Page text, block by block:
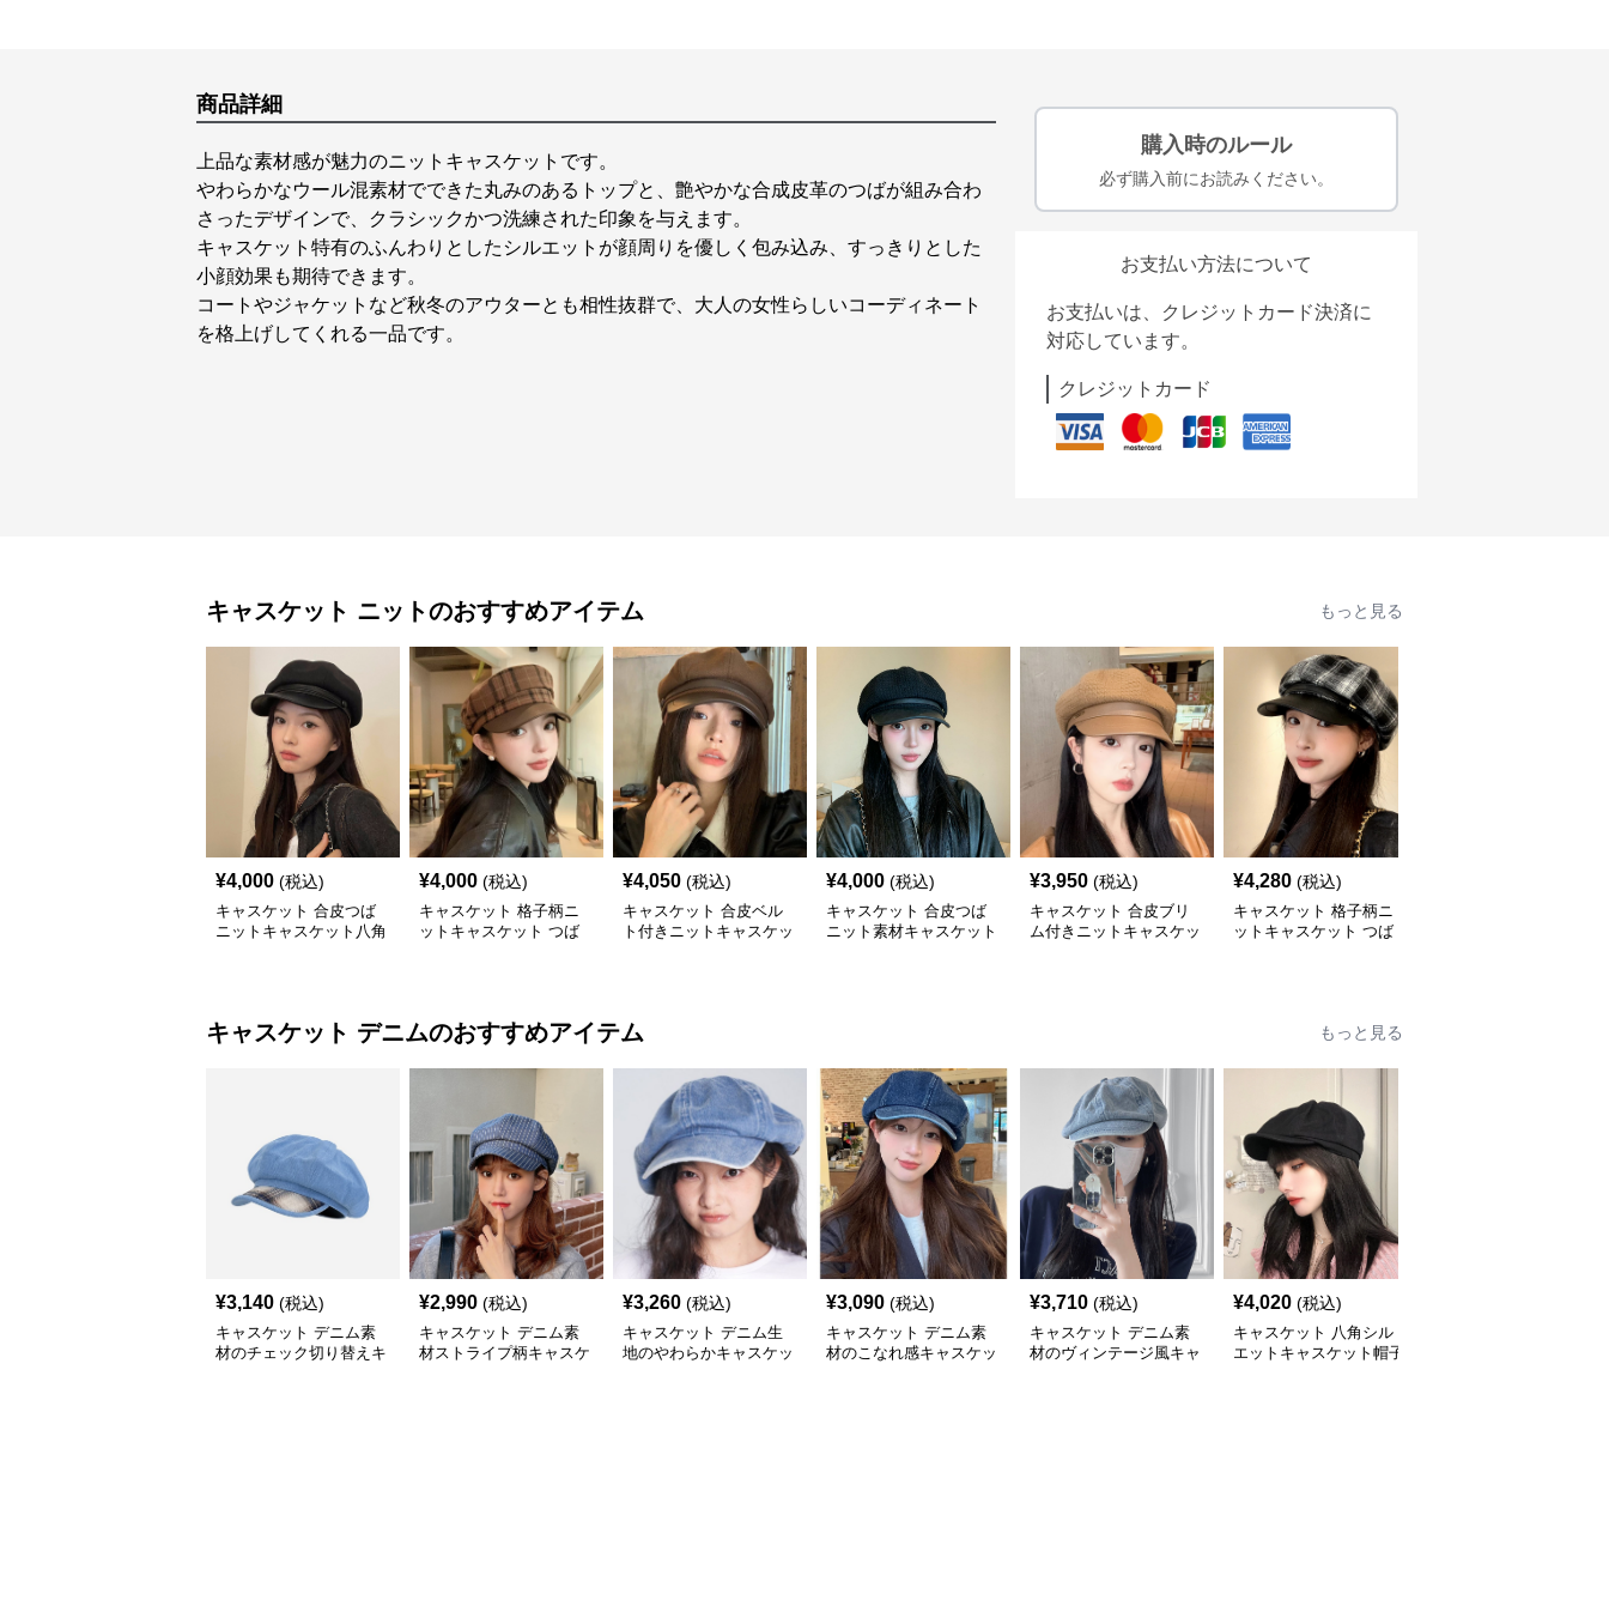
商品詳細
上品な素材感が魅力のニットキャスケットです。
やわらかなウール混素材でできた丸みのあるトップと、艶やかな合成皮革のつばが組み合わ
さったデザインで、クラシックかつ洗練された印象を与えます。
キャスケット特有のふんわりとしたシルエットが顔周りを優しく包み込み、すっきりとした
小顔効果も期待できます。
コートやジャケットなど秋冬のアウターとも相性抜群で、大人の女性らしいコーディネート
を格上げしてくれる一品です。
購入時のルール
必ず購入前にお読みください。
お支払い方法について
お支払いは、クレジットカード決済に
対応しています。
クレジットカード
キャスケット ニットのおすすめアイテム もっと見る
¥4,000 (税込)
キャスケット 合皮つば
ニットキャスケット八角
¥4,000 (税込)
キャスケット 格子柄ニ
ットキャスケット つば
¥4,050 (税込)
キャスケット 合皮ベル
ト付きニットキャスケッ
¥4,000 (税込)
キャスケット 合皮つば
ニット素材キャスケット
¥3,950 (税込)
キャスケット 合皮ブリ
ム付きニットキャスケッ
¥4,280 (税込)
キャスケット 格子柄ニ
ットキャスケット つば
キャスケット デニムのおすすめアイテム もっと見る
¥3,140 (税込)
キャスケット デニム素
材のチェック切り替えキ
¥2,990 (税込)
キャスケット デニム素
材ストライプ柄キャスケ
¥3,260 (税込)
キャスケット デニム生
地のやわらかキャスケッ
¥3,090 (税込)
キャスケット デニム素
材のこなれ感キャスケッ
¥3,710 (税込)
キャスケット デニム素
材のヴィンテージ風キャ
¥4,020 (税込)
キャスケット 八角シル
エットキャスケット帽子